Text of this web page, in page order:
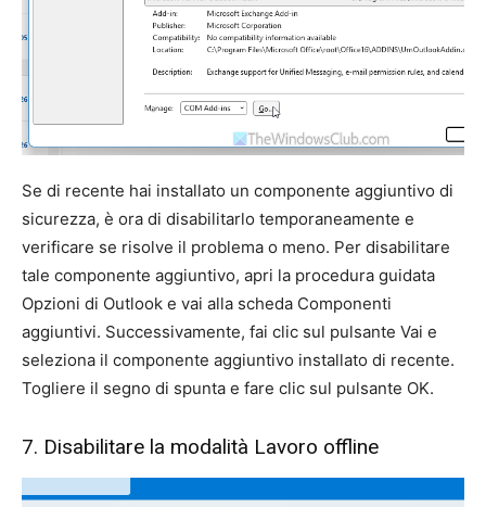
Se di recente hai installato un componente aggiuntivo di
sicurezza, è ora di disabilitarlo temporaneamente e
verificare se risolve il problema o meno. Per disabilitare
tale componente aggiuntivo, apri la procedura guidata
Opzioni di Outlook e vai alla scheda Componenti
aggiuntivi. Successivamente, fai clic sul pulsante Vai e
seleziona il componente aggiuntivo installato di recente.
Togliere il segno di spunta e fare clic sul pulsante OK.
7. Disabilitare la modalità Lavoro offline